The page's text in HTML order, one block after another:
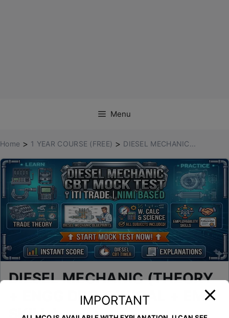
Menu
Home > 1 YEAR COURSE (FREE) > DIESEL MECHANIC...
DIESEL MECHANIC (THEORY
+ ENGG DRG + W/CAL + EMP
SKILL )
IMPORTANT